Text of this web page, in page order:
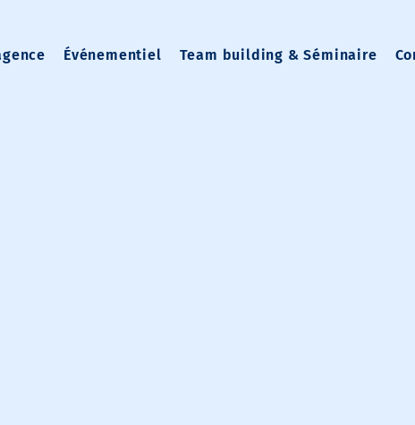
Événementiel Team building & Séminaire